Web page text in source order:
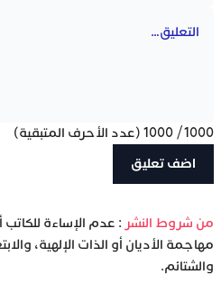
1000
/
1000 (عدد الأحرف المتبقية)
‫من شروط النشر : عدم الإساءة
مهاجمة الأديان أو الذات الإلهية،
والشتائم.